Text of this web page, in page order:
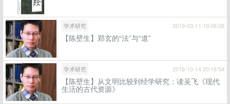
学术研究 2019-03-11 19:06:26
【陈壁生】郑玄的“法”与“道”
学术研究 2018-10-14 20:18:54
【陈壁生】从文明比较到经学研究：读吴飞《现代
生活的古代资源》